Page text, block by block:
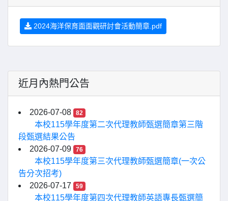
2024海洋保育面面觀研討會活動簡章.pdf
近月內熱門公告
2026-07-08 82
本校115學年度第二次代理教師甄選簡章第三階
段甄選結果公告
2026-07-09
76
本校115學年度第三次代理教師甄選簡章(一次公
告分次招考)
2026-07-17
59
本校115學年度第四次代理教師英語專長甄選簡